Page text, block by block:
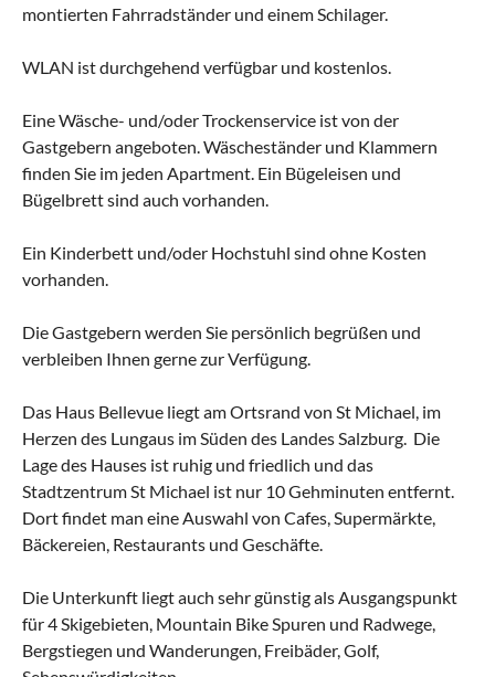
montierten Fahrradständer und einem Schilager.
WLAN ist durchgehend verfügbar und kostenlos.
Eine Wäsche- und/oder Trockenservice ist von der
Gastgebern angeboten. Wäscheständer und Klammern
finden Sie im jeden Apartment. Ein Bügeleisen und
Bügelbrett sind auch vorhanden.
Ein Kinderbett und/oder Hochstuhl sind ohne Kosten
vorhanden.
Die Gastgebern werden Sie persönlich begrüßen und
verbleiben Ihnen gerne zur Verfügung.
Das Haus Bellevue liegt am Ortsrand von St Michael, im
Herzen des Lungaus im Süden des Landes Salzburg. Die
Lage des Hauses ist ruhig und friedlich und das
Stadtzentrum St Michael ist nur 10 Gehminuten entfernt.
Dort findet man eine Auswahl von Cafes, Supermärkte,
Bäckereien, Restaurants und Geschäfte.
Die Unterkunft liegt auch sehr günstig als Ausgangspunkt
für 4 Skigebieten, Mountain Bike Spuren und Radwege,
Bergstiegen und Wanderungen, Freibäder, Golf,